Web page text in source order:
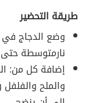
طريقة التحضير
وضع الدجاج
نارمتوسطة
إضافة كل من:
والملح